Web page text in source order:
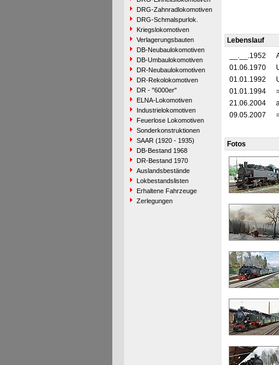
DRG-Zahnradlokomotiven
DRG-Schmalspurlok.
Kriegslokomotiven
Verlagerungsbauten
DB-Neubaulokomotiven
DB-Umbaulokomotiven
DR-Neubaulokomotiven
DR-Rekolokomotiven
DR - "6000er"
ELNA-Lokomotiven
Industrielokomotiven
Feuerlose Lokomotiven
Sonderkonstruktionen
SAAR (1920 - 1935)
DB-Bestand 1968
DR-Bestand 1970
Auslandsbestände
Lokbestandslisten
Erhaltene Fahrzeuge
Zerlegungen
Lebenslauf
__.__.1952
01.06.1970
01.01.1992
01.01.1994
21.06.2004
09.05.2007
Fotos